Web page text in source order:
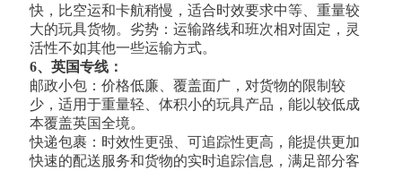
快，比空运和卡航稍慢，适合时效要求中等、重量较
大的玩具货物。劣势：运输路线和班次相对固定，灵
活性不如其他一些运输方式。
6、英国专线：
邮政小包：价格低廉、覆盖面广，对货物的限制较
少，适用于重量轻、体积小的玩具产品，能以较低成
本覆盖英国全境。
快递包裹：时效性更强、可追踪性更高，能提供更加
快速的配送服务和货物的实时追踪信息，满足部分客